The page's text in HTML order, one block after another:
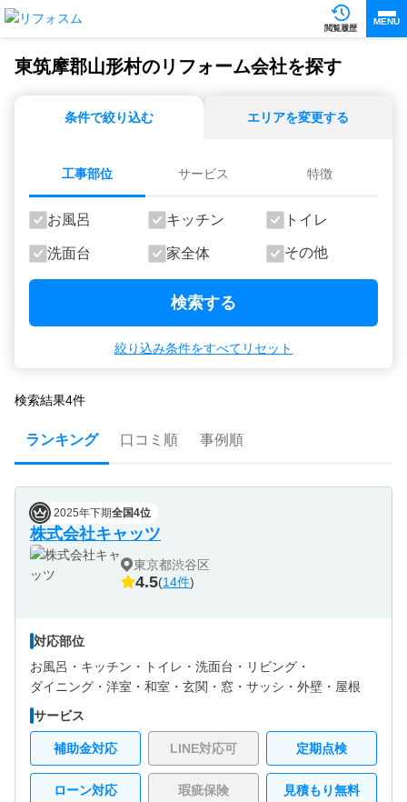
閲覧履歴
MENU
東筑摩郡山形村のリフォーム会社を探す
条件で絞り込む エリアを変更する
工事部位 サービス 特徴
お風呂 キッチン トイレ
洗面台 家全体 その他
検索する
絞り込み条件をすべてリセット
検索結果4件
ランキング 口コミ順 事例順
2025年下期全国4位
株式会社キャッツ
東京都渋谷区
4.5(14件)
対応部位
お風呂・ キッチン・ トイレ・ 洗面台・ リビング・
ダイニング・ 洋室・ 和室・ 玄関・ 窓・サッシ・ 外壁・ 屋根
サービス
補助金対応 LINE対応可 定期点検
ローン対応 瑕疵保険 見積もり無料